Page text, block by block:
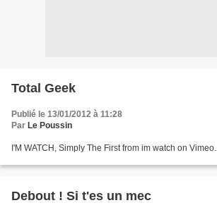
Total Geek
Publié le 13/01/2012 à 11:28
Par Le Poussin
I'M WATCH, Simply The First from im watch on Vimeo.
Debout ! Si t'es un mec